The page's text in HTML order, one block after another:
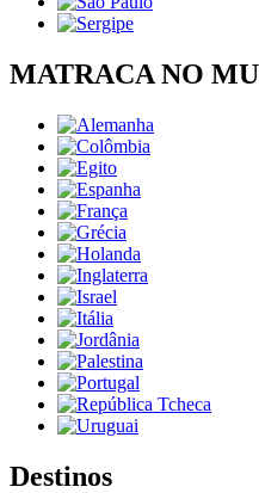
MATRACA NO
Destinos